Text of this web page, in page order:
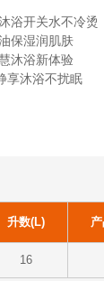
浴开关水不冷烫
保湿润肌肤
沐浴新体验
享沐浴不扰眠
升数(L)
16